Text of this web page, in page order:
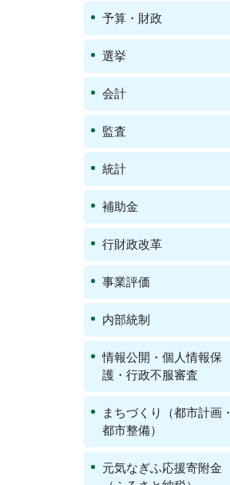
予算・財政
選挙
会計
監査
統計
補助金
行財政改革
事業評価
内部統制
情報公開・個人情報保
護・行政不服審査
まちづくり（都市計画・
都市整備）
元気なぎふ応援寄附金